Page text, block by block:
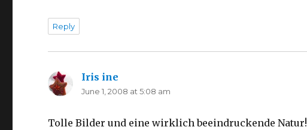
Reply
Iris ine
June 1, 2008 at 5:08 am
Tolle Bilder und eine wirklich beeindruckende Natur!